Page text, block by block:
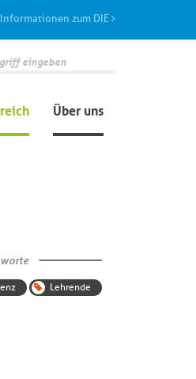
zum DIE
Über uns
Lehrende